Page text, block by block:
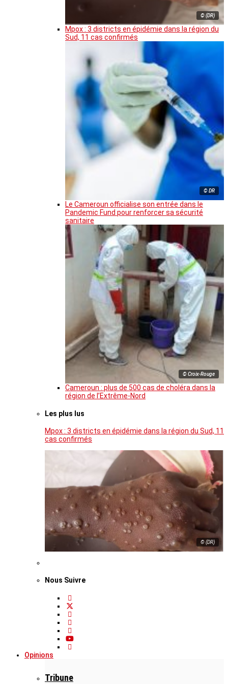
© (DR)
Mpox : 3 districts en épidémie dans la région du
Sud, 11 cas confirmés
© DR
Le Cameroun officialise son entrée dans le
Pandemic Fund pour renforcer sa sécurité
sanitaire
© Croix-Rouge
Cameroun : plus de 500 cas de choléra dans la
région de l’Extrême-Nord
Les plus lus
Mpox : 3 districts en épidémie dans la région du Sud, 11
cas confirmés
© (DR)
Nous Suivre
Opinions
Tribune